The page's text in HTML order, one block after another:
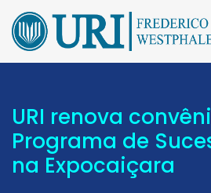
URI renova
Programa de
na Expocaiçara